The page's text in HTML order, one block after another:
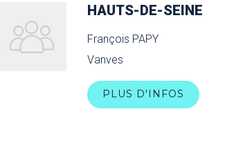
HAUTS-DE-SEINE
François PAPY
Vanves
PLUS D'INFOS